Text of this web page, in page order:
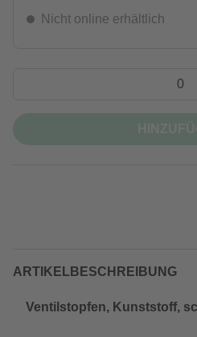
Nicht online erhältlich
ARTIKELBESCHREIBUNG
Ventilstopfen, Kunststoff,